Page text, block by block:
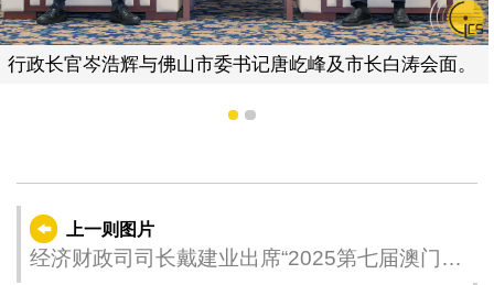
行政长官岑浩辉与佛山市委书记唐屹峰及市长白涛会面。
1 2
上一则图片
经济财政司司长戴建业出席“2025第七届澳门综